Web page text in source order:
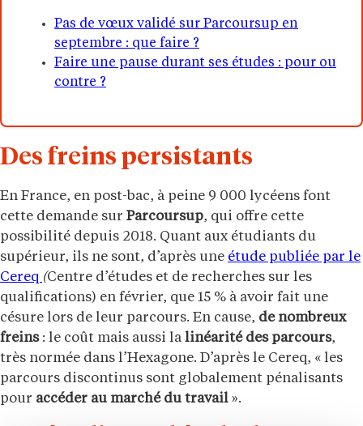
Pas de vœux validé sur Parcoursup en
septembre : que faire ?
Faire une pause durant ses études : pour ou
contre ?
Des freins persistants
En France, en post-bac, à peine 9 000 lycéens font
cette demande sur Parcoursup, qui offre cette
possibilité depuis 2018. Quant aux étudiants du
supérieur, ils ne sont, d’après une étude publiée par le
Cereq (Centre d’études et de recherches sur les
qualifications) en février, que 15 % à avoir fait une
césure lors de leur parcours. En cause, de nombreux
freins: le coût mais aussi la linéarité des parcours,
très normée dans l’Hexagone. D’après le Cereq, « les
parcours discontinus sont globalement pénalisants
pour accéder au marché du travail ».